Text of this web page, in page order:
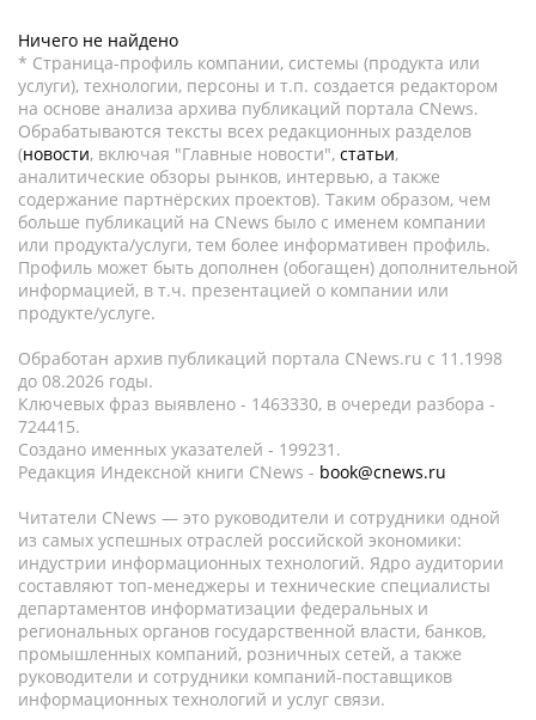
Ничего не найдено
* Страница-профиль компании, системы (продукта или
услуги), технологии, персоны и т.п. создается редактором
на основе анализа архива публикаций портала CNews.
Обрабатываются тексты всех редакционных разделов
(новости, включая "Главные новости", статьи,
аналитические обзоры рынков, интервью, а также
содержание партнёрских проектов). Таким образом, чем
больше публикаций на CNews было с именем компании
или продукта/услуги, тем более информативен профиль.
Профиль может быть дополнен (обогащен) дополнительной
информацией, в т.ч. презентацией о компании или
продукте/услуге.
Обработан архив публикаций портала CNews.ru c 11.1998
до 08.2026 годы.
Ключевых фраз выявлено - 1463330, в очереди разбора -
724415.
Создано именных указателей - 199231.
Редакция Индексной книги CNews - book@cnews.ru
Читатели CNews — это руководители и сотрудники одной
из самых успешных отраслей российской экономики:
индустрии информационных технологий. Ядро аудитории
составляют топ-менеджеры и технические специалисты
департаментов информатизации федеральных и
региональных органов государственной власти, банков,
промышленных компаний, розничных сетей, а также
руководители и сотрудники компаний-поставщиков
информационных технологий и услуг связи.